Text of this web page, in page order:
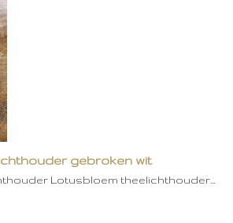
gebroken wit
Lotusbloem theelichthouder…